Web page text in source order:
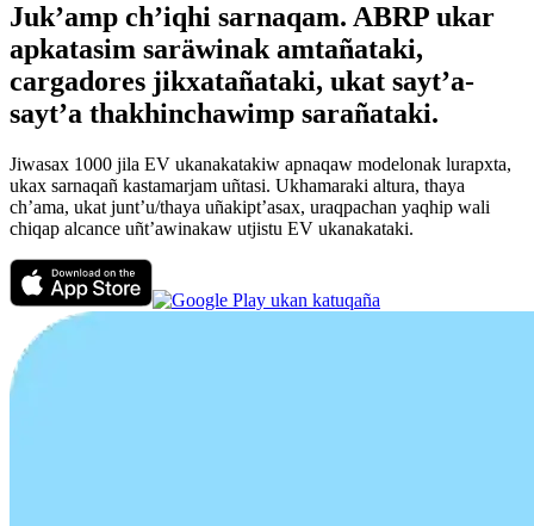
Juk’amp ch’iqhi sarnaqam. ABRP ukar
apkatasim saräwinak amtañataki,
cargadores jikxatañataki, ukat sayt’a-
sayt’a thakhinchawimp sarañataki.
Jiwasax 1000 jila EV ukanakatakiw apnaqaw modelonak lurapxta,
ukax sarnaqañ kastamarjam uñtasi. Ukhamaraki altura, thaya
ch’ama, ukat junt’u/thaya uñakipt’asax, uraqpachan yaqhip wali
chiqap alcance uñt’awinakaw utjistu EV ukanakataki.